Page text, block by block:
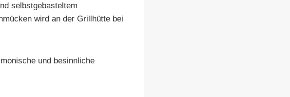
selbstgebasteltem
wird an der Grillhütte bei
und besinnliche